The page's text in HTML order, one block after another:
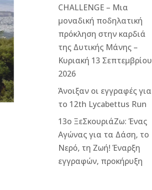
CHALLENGE – Μια
μοναδική ποδηλατική
πρόκληση στην καρδιά
της Δυτικής Μάνης –
Κυριακή 13 Σεπτεμβρίου
2026
Άνοιξαν οι εγγραφές για
το 12th Lycabettus Run
13ο ΞεΣκουριάΖω: Ένας
Αγώνας για τα Δάση, το
Νερό, τη Ζωή! Έναρξη
εγγραφών, προκήρυξη